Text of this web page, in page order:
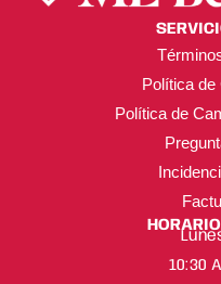
Política
Política de
10:30